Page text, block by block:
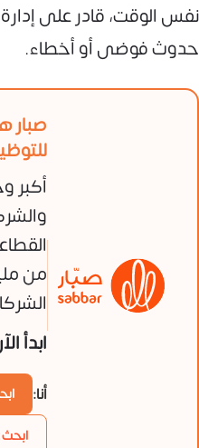
نفس الوقت، قادر على
حدوث فوضى أو أخطاء.
صبار
أكبر
من
ابدأ
أنا: